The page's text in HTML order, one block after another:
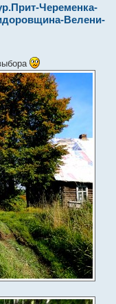
Череменка-
Велени-